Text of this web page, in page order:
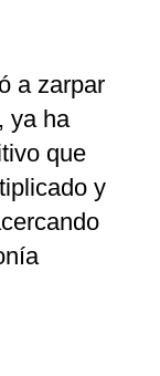
a zarpar
ya ha
que
y